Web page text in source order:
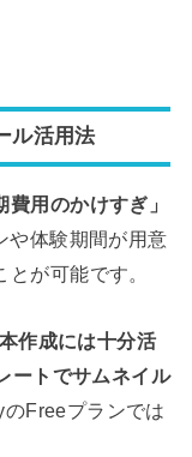
ル活用法
用のかけすぎ」
や体験期間が用意
が可能です。
作成には十分活
ートでサムネイル
Freeプランでは